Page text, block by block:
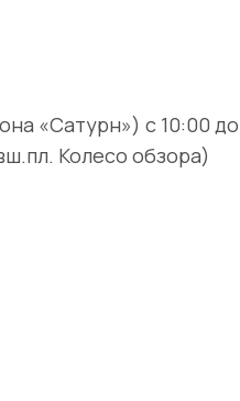
«Сатурн») с 10:00
Колесо обзора)